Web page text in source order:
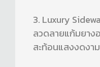
3. Luxury
ลวดลายแก้มยาง
สะท้อนแสงงดงา